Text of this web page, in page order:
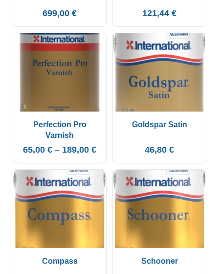
699,00 € 121,44 €
Perfection Pro
Varnish
65,00 € – 189,00 €
Goldspar Satin
46,80 €
Compass Schooner